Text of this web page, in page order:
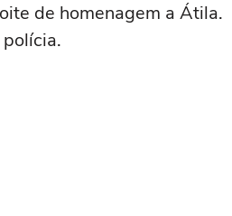
de homenagem a Átila.